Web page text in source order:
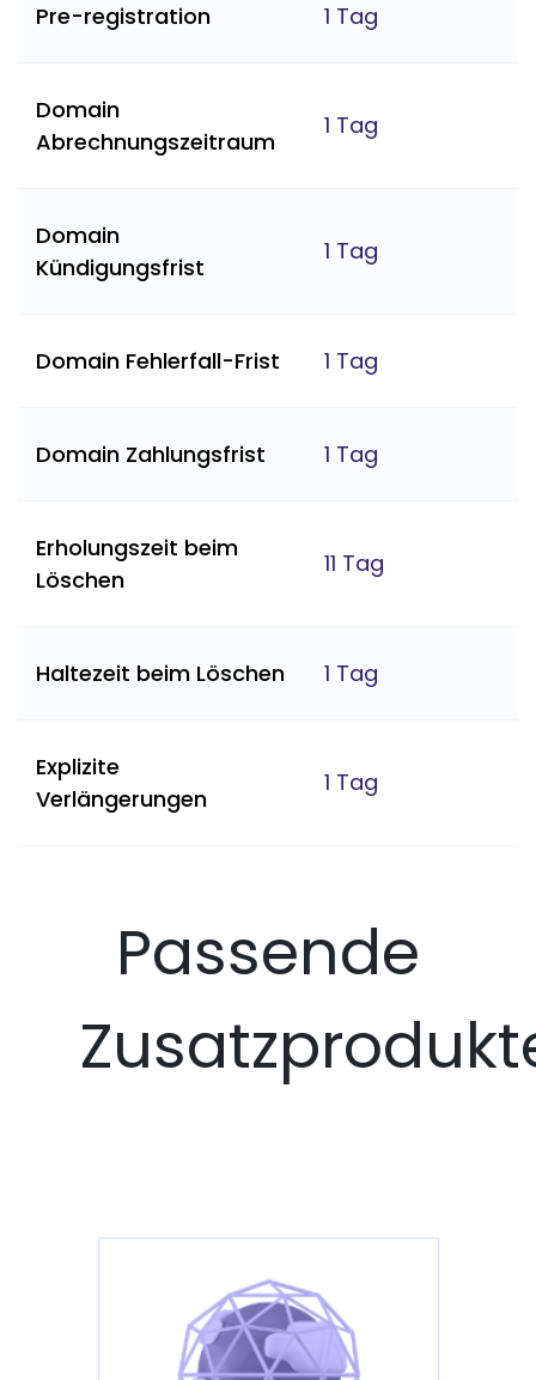
Pre-registration 1 Tag
Domain
Abrechnungszeitraum
1 Tag
Domain
Kündigungsfrist
1 Tag
Domain Fehlerfall-Frist 1 Tag
Domain Zahlungsfrist 1 Tag
Erholungszeit beim
Löschen
11 Tag
Haltezeit beim Löschen 1 Tag
Explizite
Verlängerungen
1 Tag
Passende